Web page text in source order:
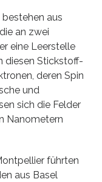
aus
an zwei
eine Leerstelle
diesen Stickstoff-
deren Spin
und
sich die Felder
Nanometern
führten
aus Basel